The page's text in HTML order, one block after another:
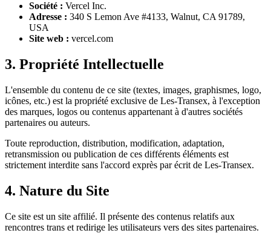
Société : Vercel Inc.
Adresse : 340 S Lemon Ave #4133, Walnut, CA 91789,
USA
Site web : vercel.com
3. Propriété Intellectuelle
L'ensemble du contenu de ce site (textes, images, graphismes, logo,
icônes, etc.) est la propriété exclusive de Les-Transex, à l'exception
des marques, logos ou contenus appartenant à d'autres sociétés
partenaires ou auteurs.
Toute reproduction, distribution, modification, adaptation,
retransmission ou publication de ces différents éléments est
strictement interdite sans l'accord exprès par écrit de Les-Transex.
4. Nature du Site
Ce site est un site affilié. Il présente des contenus relatifs aux
rencontres trans et redirige les utilisateurs vers des sites partenaires.